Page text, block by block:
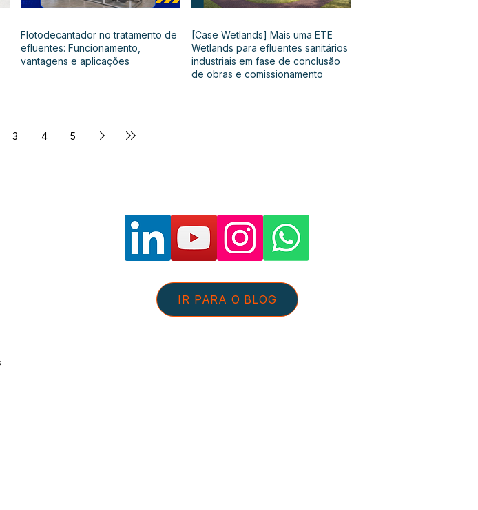
Flotodecantador no tratamento de
efluentes: Funcionamento,
vantagens e aplicações
[Case Wetlands] Mais uma ETE
Wetlands para efluentes sanitários
industriais em fase de conclusão
de obras e comissionamento
3 4 5
IR PARA O BLOG